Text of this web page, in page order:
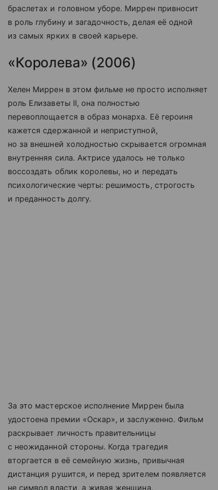
браслетах и головном уборе. Миррен привносит
в роль глубину и загадочность, делая её одной
из самых ярких в своей карьере.
«Королева» (2006)
Хелен Миррен в этом фильме не просто исполняет
роль Елизаветы II, она полностью
перевоплощается в образ монарха. Её героиня
кажется сдержанной и неприступной,
но за внешней холодностью скрывается огромная
внутренняя сила. Актрисе удалось не только
воссоздать облик королевы, но и передать
психологические черты: решимость, строгость
и преданность долгу.
За это мастерское исполнение Миррен была
удостоена премии «Оскар», и заслуженно. Фильм
раскрывает личность правительницы
с неожиданной стороны. Когда трагедия
вторгается в её семейную жизнь, привычная
дистанция рушится, и перед зрителем появляется
не символ власти, а живая женщина,